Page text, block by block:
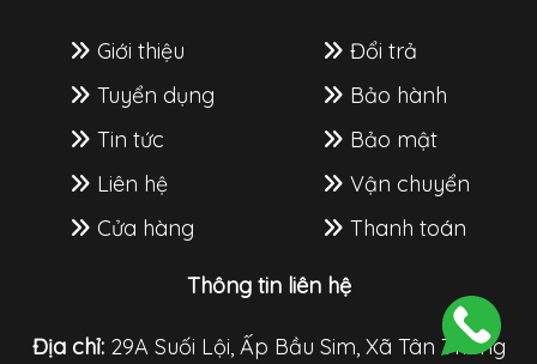
Giới thiệu
Tuyển dụng
Tin tức
Liên hệ
Cửa hàng
Đổi trả
Bảo hành
Bảo mật
Vận chuyển
Thanh toán
Thông tin liên hệ
Địa chỉ:29A Suối Lội, Ấp Bầu Sim, Xã Tân Thông